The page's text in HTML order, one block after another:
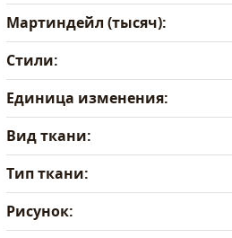
Мартиндейл (тысяч):
Стили:
Единица изменения:
Вид ткани:
Тип ткани:
Рисунок: